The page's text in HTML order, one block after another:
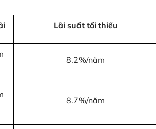
Lãi suất tối thiểu
8.2%/năm
8.7%/năm